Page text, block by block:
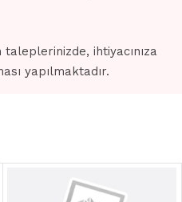
taleplerinizde, ihtiyacınıza
yapılmaktadır.